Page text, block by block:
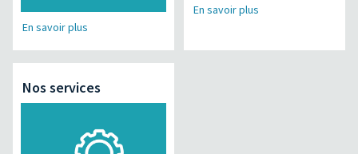
En savoir plus
En savoir plus
Nos services